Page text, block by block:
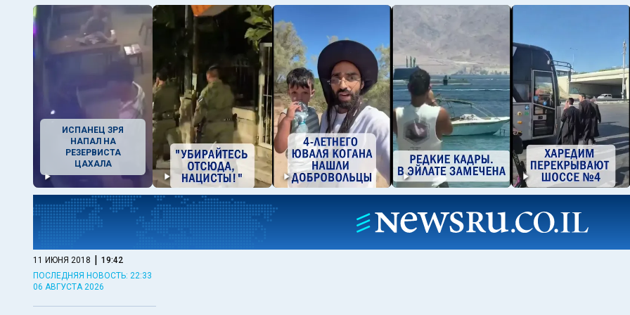
ИСПАНЕЦ ЗРЯ
НАПАЛ НА
РЕЗЕРВИСТА
ЦАХАЛА
11 ИЮНЯ 2018 | 19:42
ПОСЛЕДНЯЯ НОВОСТЬ: 22:33
06 АВГУСТА 2026